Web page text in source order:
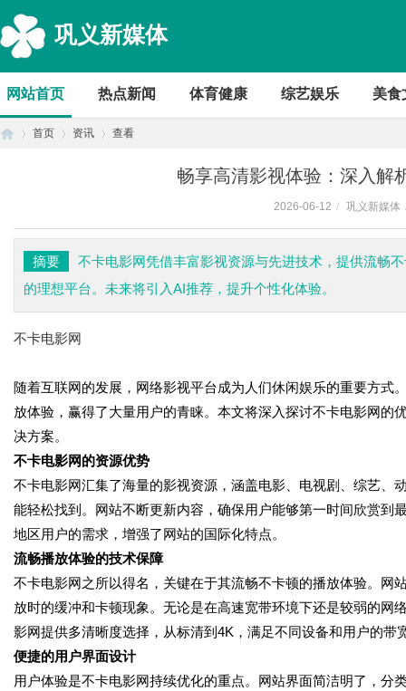
巩义新媒体
网站首页 热点新闻 体育健康 综艺娱乐 美食
首页 资讯 查看
畅享高清影视体验：深入解
2026-06-12 / 巩义新媒体
摘要
不卡电影网凭借丰富影视资源与先进技术，提供流畅
的理想平台。未来将引入AI推荐，提升个性化体验。
不卡电影网
随着互联网的发展，网络影视平台成为人们休闲娱乐的重要方式
放体验，赢得了大量用户的青睐。本文将深入探讨不卡电影网
决方案。
不卡电影网的资源优势
不卡电影网汇集了海量的影视资源，涵盖电影、电视剧、综艺、
能轻松找到。网站不断更新内容，确保用户能够第一时间欣赏到
地区用户的需求，增强了网站的国际化特点。
流畅播放体验的技术保障
不卡电影网之所以得名，关键在于其流畅不卡顿的播放体验。网
放时的缓冲和卡顿现象。无论是在高速宽带环境下还是较弱的
影网提供多清晰度选择，从标清到4K，满足不同设备和用户的带
便捷的用户界面设计
用户体验是不卡电影网持续优化的重点。网站界面简洁明了，